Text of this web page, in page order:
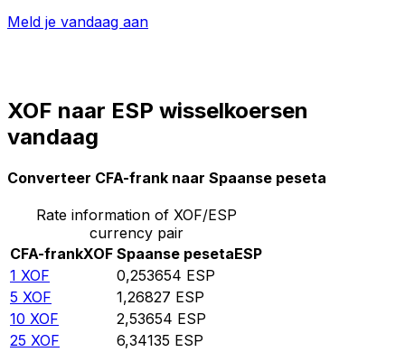
Meld je vandaag aan
XOF naar ESP wisselkoersen
vandaag
Converteer CFA-frank naar Spaanse peseta
Rate information of XOF/ESP
currency pair
CFA-frankXOF Spaanse pesetaESP
1 XOF 0,253654 ESP
5 XOF 1,26827 ESP
10 XOF 2,53654 ESP
25 XOF 6,34135 ESP